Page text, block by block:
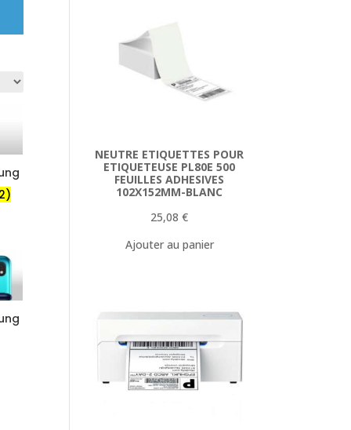
NEUTRE ETIQUETTES POUR
ETIQUETEUSE PL80E 500
FEUILLES ADHESIVES
102X152MM-BLANC
25,08€
Ajouter au panier